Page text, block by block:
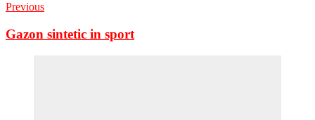
Previous
Gazon sintetic in sport